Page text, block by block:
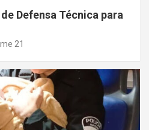
Defensa Técnica para
21